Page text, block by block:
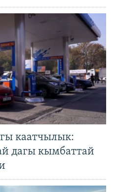
каатчылык:
дагы кымбаттай